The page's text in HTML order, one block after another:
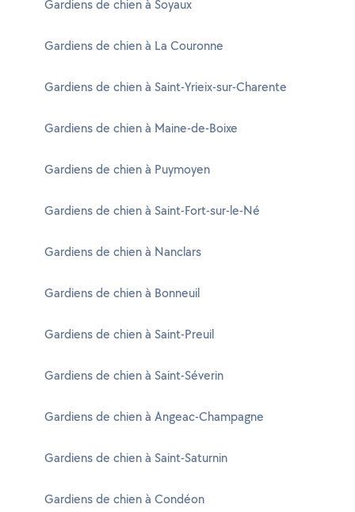
Gardiens de chien à Soyaux
Gardiens de chien à La Couronne
Gardiens de chien à Saint-Yrieix-sur-Charente
Gardiens de chien à Maine-de-Boixe
Gardiens de chien à Puymoyen
Gardiens de chien à Saint-Fort-sur-le-Né
Gardiens de chien à Nanclars
Gardiens de chien à Bonneuil
Gardiens de chien à Saint-Preuil
Gardiens de chien à Saint-Séverin
Gardiens de chien à Angeac-Champagne
Gardiens de chien à Saint-Saturnin
Gardiens de chien à Condéon